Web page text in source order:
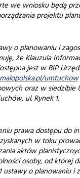
we wniosku będą
projektu
o planowaniu i
że Klauzula
jest w BIP
umtuchow
oraz w siedzibie
ul. Rynek 1.
prawa dostępu do
w toku
aktów
osoby, od której
ustawy o planowaniu i